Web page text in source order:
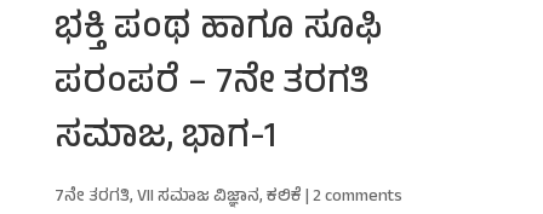
ಭಕ್ತಿ ಪಂಥ ಹಾಗೂ ಸೂಫಿ
ಪರಂಪರೆ – 7ನೇ ತರಗತಿ
ಸಮಾಜ, ಭಾಗ-1
7ನೇ ತರಗತಿ,VII ಸಮಾಜ ವಿಜ್ಞಾನ,ಕಲಿಕೆ|2 comments